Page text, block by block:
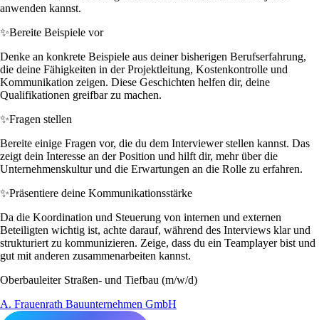
anwenden kannst.
✨Bereite Beispiele vor
Denke an konkrete Beispiele aus deiner bisherigen Berufserfahrung,
die deine Fähigkeiten in der Projektleitung, Kostenkontrolle und
Kommunikation zeigen. Diese Geschichten helfen dir, deine
Qualifikationen greifbar zu machen.
✨Fragen stellen
Bereite einige Fragen vor, die du dem Interviewer stellen kannst. Das
zeigt dein Interesse an der Position und hilft dir, mehr über die
Unternehmenskultur und die Erwartungen an die Rolle zu erfahren.
✨Präsentiere deine Kommunikationsstärke
Da die Koordination und Steuerung von internen und externen
Beteiligten wichtig ist, achte darauf, während des Interviews klar und
strukturiert zu kommunizieren. Zeige, dass du ein Teamplayer bist und
gut mit anderen zusammenarbeiten kannst.
Oberbauleiter Straßen- und Tiefbau (m/w/d)
A. Frauenrath Bauunternehmen GmbH